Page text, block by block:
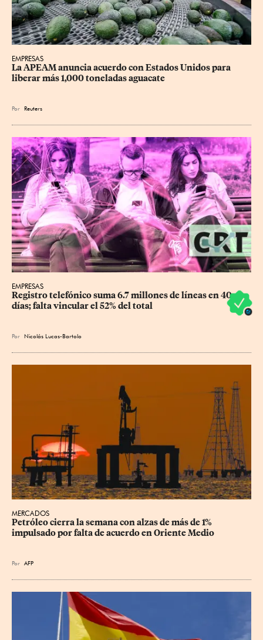
EMPRESAS
La APEAM anuncia acuerdo con Estados Unidos para
liberar más 1,000 toneladas aguacate
Por Reuters
EMPRESAS
Registro telefónico suma 6.7 millones de líneas en 40
días; falta vincular el 52% del total
Por Nicolás Lucas-Bartolo
MERCADOS
Petróleo cierra la semana con alzas de más de 1%
impulsado por falta de acuerdo en Oriente Medio
Por AFP